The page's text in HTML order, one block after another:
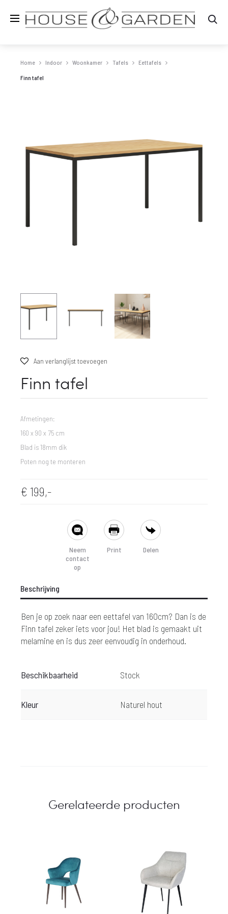
Home Indoor Woonkamer Tafels Eettafels
Finn tafel
Aan verlanglijst toevoegen
Finn tafel
Afmetingen:
160 x 90 x 75 cm
Blad is 18mm dik
Poten nog te monteren
€ 199,-
Neem
contact
op
Print Delen
Beschrijving
Ben je op zoek naar een eettafel van 160cm? Dan is de
Finn tafel zeker iets voor jou! Het blad is gemaakt uit
melamine en is dus zeer eenvoudig in onderhoud.
Beschikbaarheid Stock
Kleur Naturel hout
Gerelateerde producten